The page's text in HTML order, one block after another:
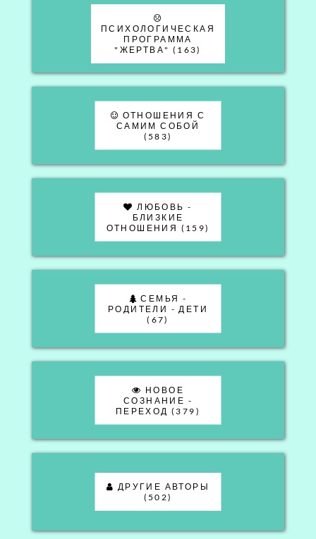
ПСИХОЛОГИЧЕСКАЯ
ПРОГРАММА
"ЖЕРТВА" (163)
ОТНОШЕНИЯ С
САМИМ СОБОЙ
(583)
ЛЮБОВЬ -
БЛИЗКИЕ
ОТНОШЕНИЯ (159)
СЕМЬЯ -
РОДИТЕЛИ - ДЕТИ
(67)
НОВОЕ
СОЗНАНИЕ -
ПЕРЕХОД (379)
ДРУГИЕ АВТОРЫ
(502)